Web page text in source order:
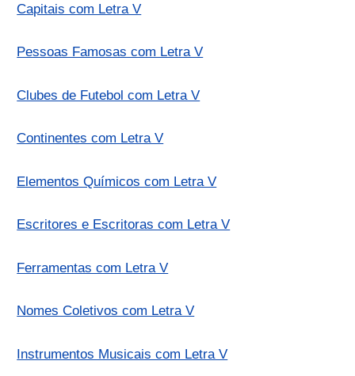
Capitais com Letra V
Pessoas Famosas com Letra V
Clubes de Futebol com Letra V
Continentes com Letra V
Elementos Químicos com Letra V
Escritores e Escritoras com Letra V
Ferramentas com Letra V
Nomes Coletivos com Letra V
Instrumentos Musicais com Letra V